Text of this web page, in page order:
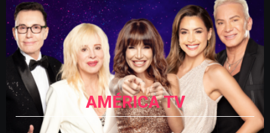
AMÉRICA TV